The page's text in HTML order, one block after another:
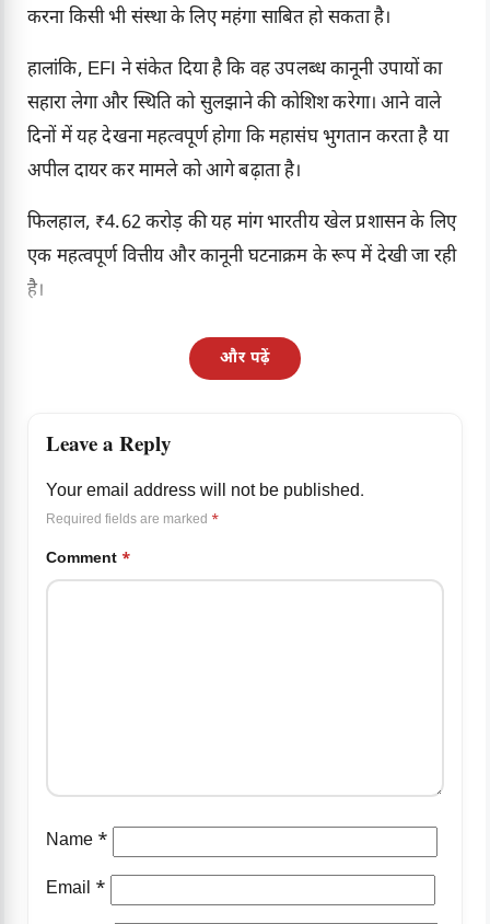
करना किसी भी संस्था के लिए महंगा साबित हो सकता है।
हालांकि, EFI ने संकेत दिया है कि वह उपलब्ध कानूनी उपायों का
सहारा लेगा और स्थिति को सुलझाने की कोशिश करेगा। आने वाले
दिनों में यह देखना महत्वपूर्ण होगा कि महासंघ भुगतान करता है या
अपील दायर कर मामले को आगे बढ़ाता है।
फिलहाल, ₹4.62 करोड़ की यह मांग भारतीय खेल प्रशासन के लिए
एक महत्वपूर्ण वित्तीय और कानूनी घटनाक्रम के रूप में देखी जा रही
है।
और पढ़ें
Leave a Reply
Your email address will not be published.
Required fields are marked *
Comment *
Name *
Email *